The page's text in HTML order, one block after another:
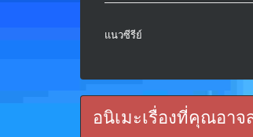
แนวซีรีย์
อนิเมะเรื่องที่คุณอาจ